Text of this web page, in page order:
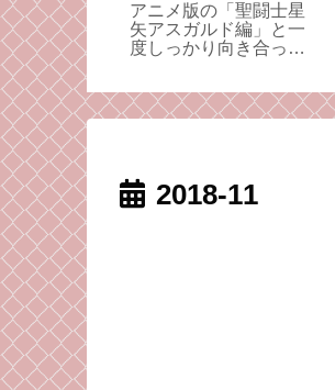
に届きま
うお話を語
アニメ版の「聖闘士星
矢アスガルド編」と一
度しっかり向き合って
2018-11